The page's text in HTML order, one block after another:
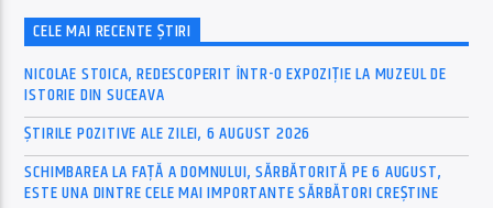
CELE MAI RECENTE ȘTIRI
NICOLAE STOICA, REDESCOPERIT ÎNTR-O EXPOZIȚIE LA MUZEUL DE
ISTORIE DIN SUCEAVA
ȘTIRILE POZITIVE ALE ZILEI, 6 AUGUST 2026
SCHIMBAREA LA FAȚĂ A DOMNULUI, SĂRBĂTORITĂ PE 6 AUGUST,
ESTE UNA DINTRE CELE MAI IMPORTANTE SĂRBĂTORI CREȘTINE